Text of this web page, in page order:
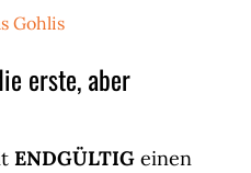
Gohlis
erste, aber
ENDGÜLTIG einen